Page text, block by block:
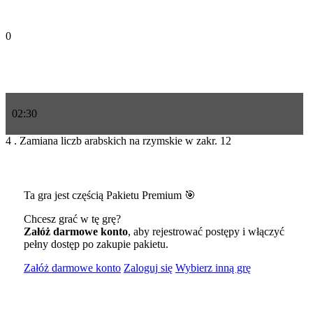
0
02:30
4 . Zamiana liczb arabskich na rzymskie w zakr. 12
Ta gra jest częścią Pakietu Premium 🎯
Chcesz grać w tę grę?
Załóż darmowe konto, aby rejestrować postępy i włączyć
pełny dostęp po zakupie pakietu.
Załóż darmowe konto Zaloguj się Wybierz inną grę